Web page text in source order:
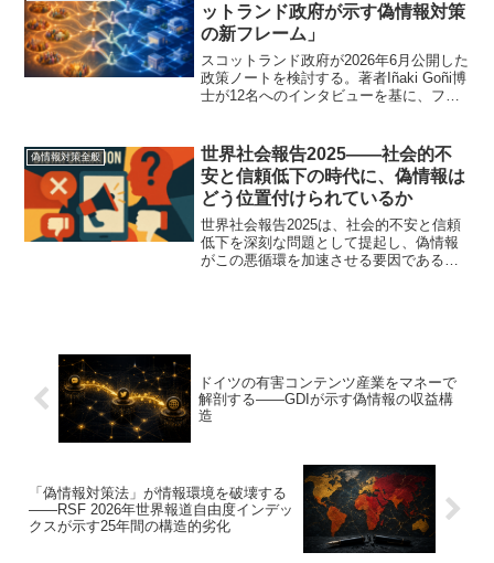
ットランド政府が示す偽情報対策
の新フレーム」
スコットランド政府が2026年6月公開した
政策ノートを検討する。著者Iñaki Goñi博
士が12名へのインタビューを基に、ファ
RESISTやGround Newsなど5事例を提示
する構想を分析する。
偽情報対策全般
世界社会報告2025――社会的不
安と信頼低下の時代に、偽情報は
どう位置付けられているか
世界社会報告2025は、社会的不安と信頼
低下を深刻な問題として提起し、偽情報
がこの悪循環を加速させる要因であるこ
ドイツの有害コンテンツ産業をマネーで
解剖する——GDIが示す偽情報の収益構
造
「偽情報対策法」が情報環境を破壊する
——RSF 2026年世界報道自由度インデッ
クスが示す25年間の構造的劣化